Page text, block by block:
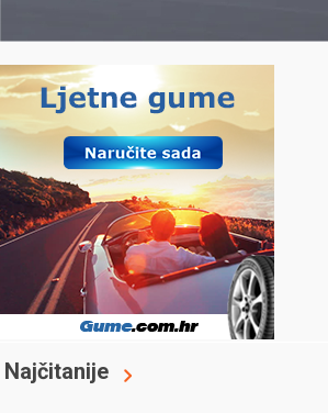
Najčitanije